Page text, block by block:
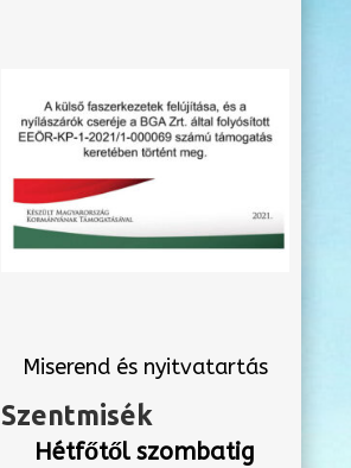
Miserend és nyitvatartás
Szentmisék
Hétfőtől szombatig